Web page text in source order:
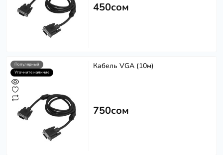
450сом
Популярный
Уточните наличие
Кабель VGA (10м)
750сом